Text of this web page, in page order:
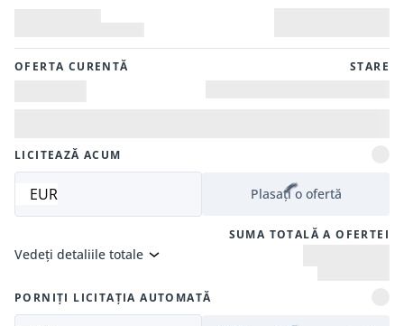
OFERTA CURENTĂ STARE
LICITEAZĂ ACUM
EUR Plasați o ofertă
SUMA TOTALĂ A OFERTEI
Vedeți detaliile totale
PORNIȚI LICITAȚIA AUTOMATĂ